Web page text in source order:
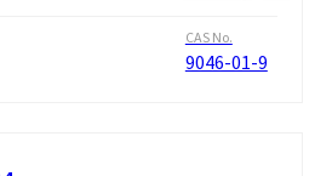
CAS No.
9046-01-9